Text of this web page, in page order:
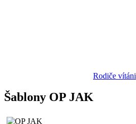
Rodiče vítáni
Šablony OP JAK